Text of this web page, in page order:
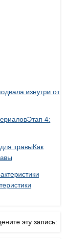
изнутри от
Этап 4:
Как
эту запись: